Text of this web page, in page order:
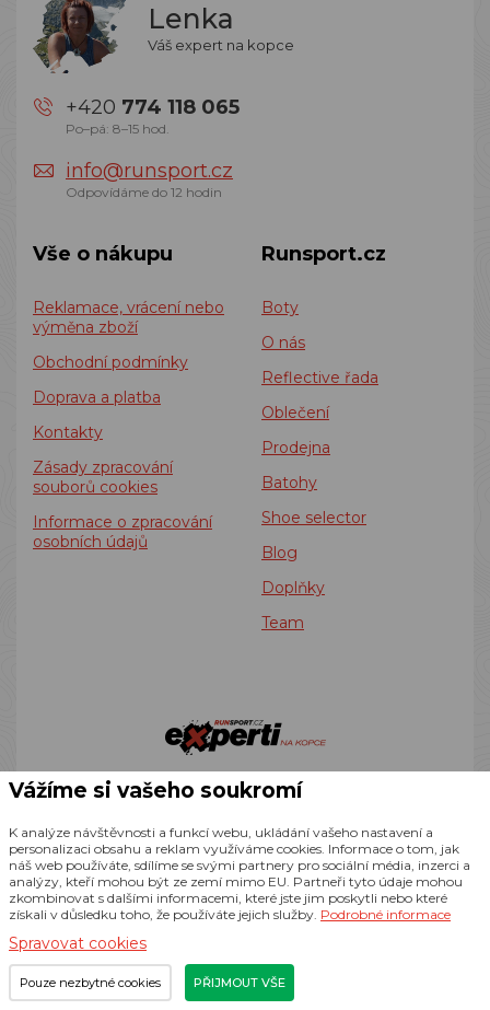
Lenka
Váš expert na kopce
+420 774 118 065
Po–pá: 8–15 hod.
info@runsport.cz
Odpovídáme do 12 hodin
Vše o nákupu
Reklamace, vrácení nebo
výměna zboží
Obchodní podmínky
Doprava a platba
Kontakty
Zásady zpracování
souborů cookies
Informace o zpracování
osobních údajů
Runsport.cz
Boty
O nás
Reflective řada
Oblečení
Prodejna
Batohy
Shoe selector
Blog
Doplňky
Team
Podle zákona o evidenci tržeb je prodávající povinen vystavit
přijatou tržbu u správce daně online; v případě technického
výpadku pak nejpozději do 48 hodin.
Vážíme si vašeho soukromí
K analýze návštěvnosti a funkcí webu, ukládání vašeho nastavení a
personalizaci obsahu a reklam využíváme cookies. Informace o tom, jak
náš web používáte, sdílíme se svými partnery pro sociální média, inzerci a
analýzy, kteří mohou být ze zemí mimo EU. Partneři tyto údaje mohou
zkombinovat s dalšími informacemi, které jste jim poskytli nebo které
získali v důsledku toho, že používáte jejich služby. Podrobné informace
Spravovat cookies
Pouze nezbytné cookies PŘIJMOUT VŠE